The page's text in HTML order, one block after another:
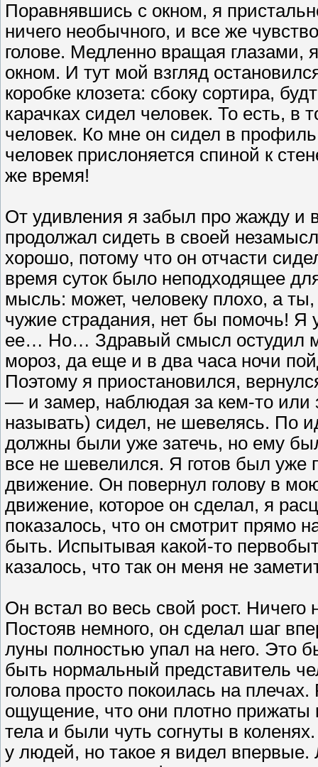
Поравнявшись с окном, я
ничего необычного, и все же
голове. Медленно вращая глазами,
окном. И тут мой взгляд
коробке клозета: сбоку сортира,
карачках сидел человек. То есть, в
человек. Ко мне он сидел в
человек прислоняется спиной к
же время!
От удивления я забыл про жажду и
продолжал сидеть в своей
хорошо, потому что он отчасти
время суток было неподходящее
мысль: может, человеку плохо, а
чужие страдания, нет бы помочь! Я
ее… Но… Здравый смысл остудил
мороз, да еще и в два часа ночи
Поэтому я приостановился,
— и замер, наблюдая за кем-то или
называть) сидел, не шевелясь. По
должны были уже затечь, но ему
все не шевелился. Я готов был уже
движение. Он повернул голову в
движение, которое он сделал, я
показалось, что он смотрит прямо
быть. Испытывая какой-то
казалось, что так он меня не
Он встал во весь свой рост.
Постояв немного, он сделал шаг
луны полностью упал на него. Это
быть нормальный представитель
голова просто покоилась на
ощущение, что они плотно прижаты
тела и были чуть согнуты в
у людей, но такое я видел